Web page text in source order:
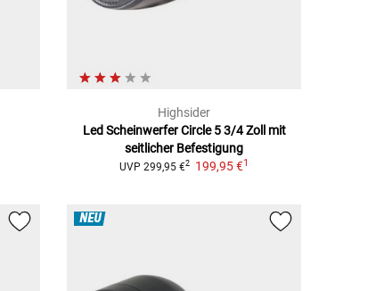
Highsider
Led Scheinwerfer Circle 5 3/4 Zoll mit
seitlicher Befestigung
UVP 299,95 €2 199,95 €1
NEU